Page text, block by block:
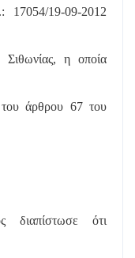
19-09-2012
η οποία
του άρθρου 67 του
διαπίστωσε ότι